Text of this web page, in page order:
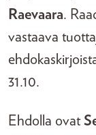
Raevaara.
vastaava
31.10.
Ehdolla ovat